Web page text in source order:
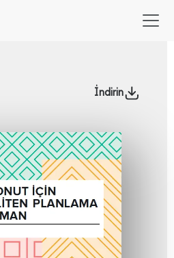
İndirin